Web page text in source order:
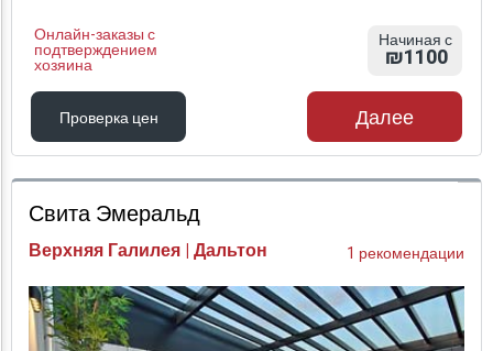
Онлайн-заказы с
подтверждением
хозяина
Начиная с
₪1100
Проверка цен
Проверка цен
Далее
Свита Эмеральд
Верхняя Галилея | Дальтон 1 рекомендации